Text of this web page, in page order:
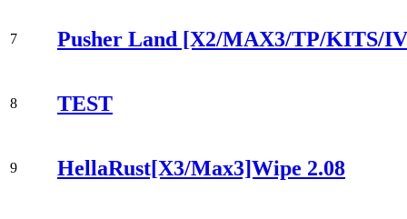
7 Pusher Land [X2/MAX3/TP/KITS/
8 TEST
9 HellaRust[X3/Max3]Wipe 2.08